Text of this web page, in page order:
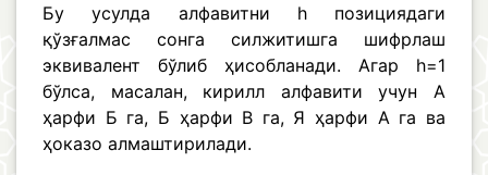
Бу усулда алфавитни h позициядаги
қўзғалмас сонга силжитишга шифрлаш
эквивалент бўлиб ҳисобланади. Агар h=1
бўлса, масалан, кирилл алфавити учун А
ҳарфи Б га, Б ҳарфи В га, Я ҳарфи А га ва
ҳоказо алмаштирилади.